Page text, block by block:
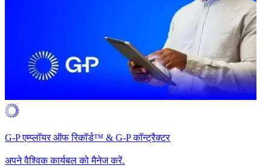
G-P एम्प्लॉयर ऑफ रिकॉर्ड™ & G-P कॉन्ट्रैक्टर​​
अपने वैश्विक कार्यबल को मैनेज करें.​​